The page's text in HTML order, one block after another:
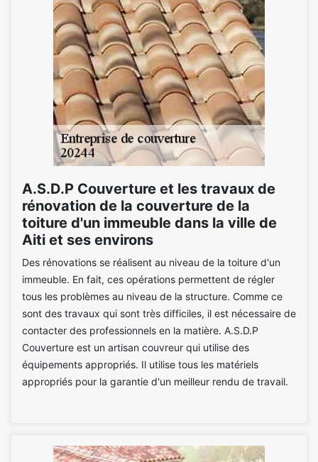
A.S.D.P Couverture et les travaux de
rénovation de la couverture de la
toiture d'un immeuble dans la ville de
Aiti et ses environs
Des rénovations se réalisent au niveau de la toiture d'un
immeuble. En fait, ces opérations permettent de régler
tous les problèmes au niveau de la structure. Comme ce
sont des travaux qui sont très difficiles, il est nécessaire de
contacter des professionnels en la matière. A.S.D.P
Couverture est un artisan couvreur qui utilise des
équipements appropriés. Il utilise tous les matériels
appropriés pour la garantie d'un meilleur rendu de travail.